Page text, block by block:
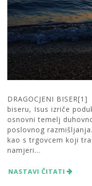
DRAGOCJENI
biseru, Isus izriče
osnovni temelj
poslovnog
kao s trgovcem koji
namjeri...
NASTAVI ČITATI